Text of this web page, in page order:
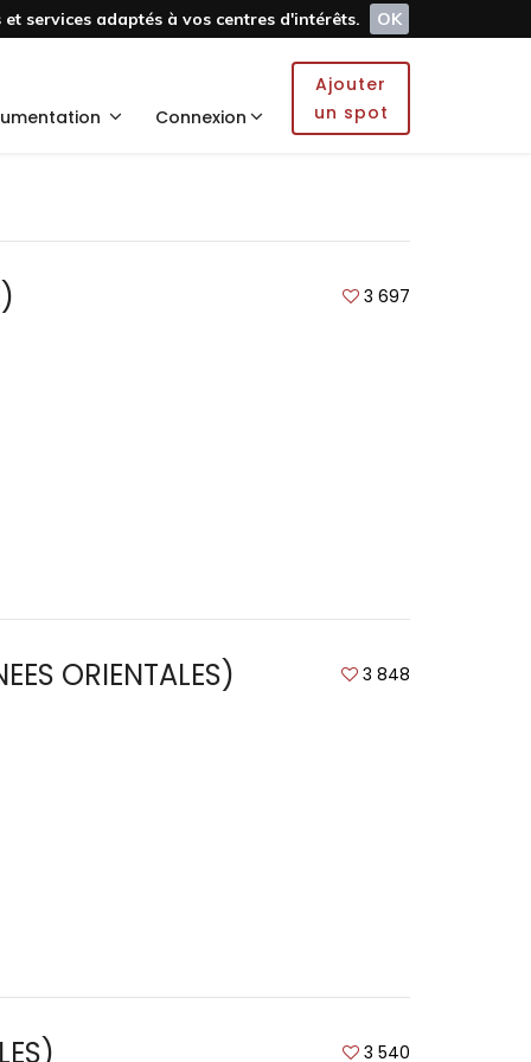
services adaptés à vos centres d'intérêts. OK
Connexion
Ajouter
un spot
3 697
ORIENTALES) 3 848
3 540